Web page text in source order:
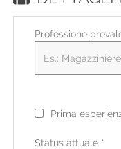
Professione
Prima
Status attuale *